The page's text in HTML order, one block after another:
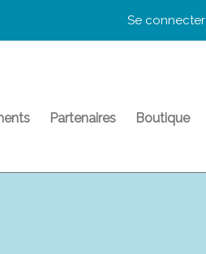
Se connecter
Partenaires Boutique